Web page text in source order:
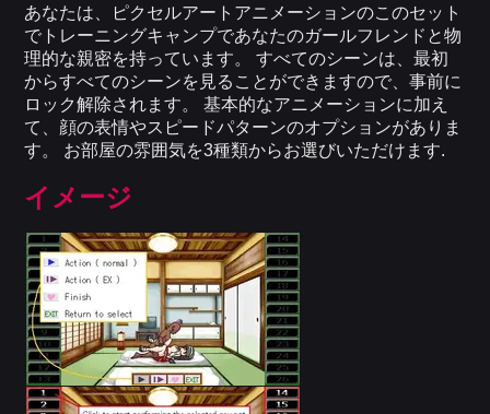
あなたは、ピクセルアートアニメーションのこのセット
でトレーニングキャンプであなたのガールフレンドと物
理的な親密を持っています。 すべてのシーンは、最初
からすべてのシーンを見ることができますので、事前に
ロック解除されます。 基本的なアニメーションに加え
て、顔の表情やスピードパターンのオプションがありま
す。 お部屋の雰囲気を3種類からお選びいただけます.
イメージ